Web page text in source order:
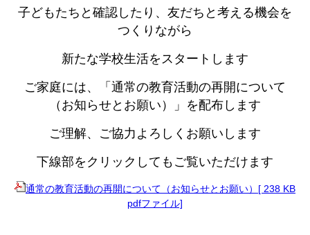
子どもたちと確認したり、友だちと考える機会を
つくりながら
新たな学校生活をスタートします
ご家庭には、「通常の教育活動の再開について
（お知らせとお願い）」を配布します
ご理解、ご協力よろしくお願いします
下線部をクリックしてもご覧いただけます
通常の教育活動の再開について（お知らせとお願い）[ 238 KB
pdfファイル]